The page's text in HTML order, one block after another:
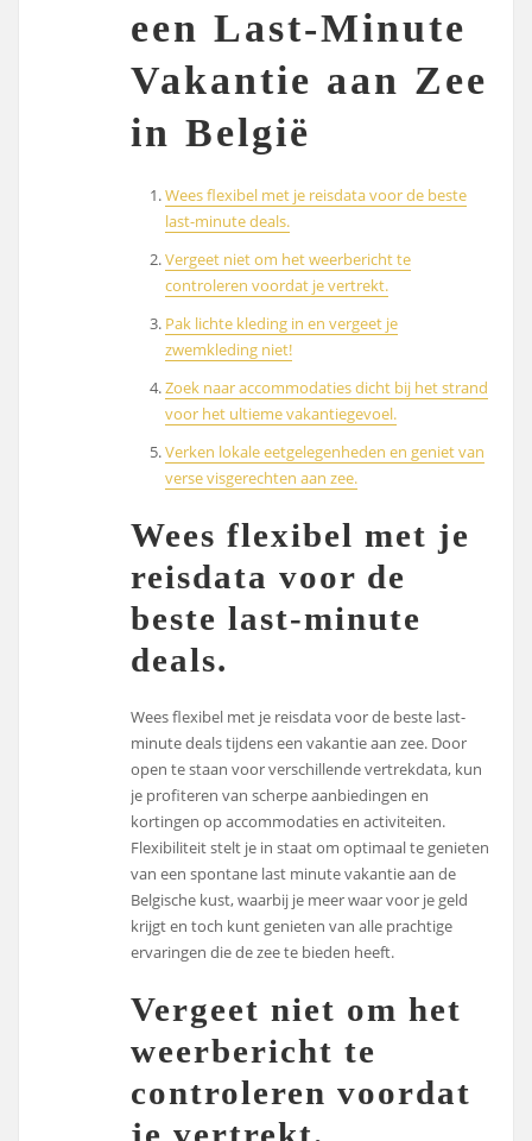
een Last-Minute
Vakantie aan Zee
in België
Wees flexibel met je reisdata voor de beste
last-minute deals.
Vergeet niet om het weerbericht te
controleren voordat je vertrekt.
Pak lichte kleding in en vergeet je
zwemkleding niet!
Zoek naar accommodaties dicht bij het strand
voor het ultieme vakantiegevoel.
Verken lokale eetgelegenheden en geniet van
verse visgerechten aan zee.
Wees flexibel met je
reisdata voor de
beste last-minute
deals.
Wees flexibel met je reisdata voor de beste last-
minute deals tijdens een vakantie aan zee. Door
open te staan voor verschillende vertrekdata, kun
je profiteren van scherpe aanbiedingen en
kortingen op accommodaties en activiteiten.
Flexibiliteit stelt je in staat om optimaal te genieten
van een spontane last minute vakantie aan de
Belgische kust, waarbij je meer waar voor je geld
krijgt en toch kunt genieten van alle prachtige
ervaringen die de zee te bieden heeft.
Vergeet niet om het
weerbericht te
controleren voordat